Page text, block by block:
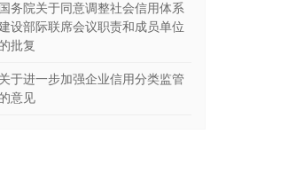
国务院关于同意调整社会信用体系
设部际联席会议职责和成员单位
的批复
关于进一步加强企业信用分类监管
的意见